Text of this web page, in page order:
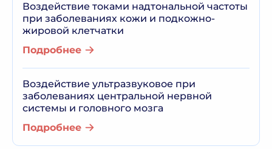
Воздействие токами надтональной частоты
при заболеваниях кожи и подкожно-
жировой клетчатки
Подробнее
Воздействие ультразвуковое при
заболеваниях центральной нервной
системы и головного мозга
Подробнее